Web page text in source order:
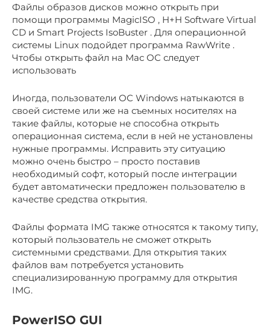
Файлы образов дисков можно открыть при
помощи программы MagicISO , H+H Software Virtual
CD и Smart Projects IsoBuster . Для операционной
системы Linux подойдет программа RawWrite .
Чтобы открыть файл на Мас ОС следует
использовать
Иногда, пользователи ОС Windows натыкаются в
своей системе или же на съемных носителях на
такие файлы, которые не способна открыть
операционная система, если в ней не установлены
нужные программы. Исправить эту ситуацию
можно очень быстро – просто поставив
необходимый софт, который после интеграции
будет автоматически предложен пользователю в
качестве средства открытия.
Файлы формата IMG также относятся к такому типу,
который пользователь не сможет открыть
системными средствами. Для открытия таких
файлов вам потребуется установить
специализированную программу для открытия
IMG.
PowerISO GUI